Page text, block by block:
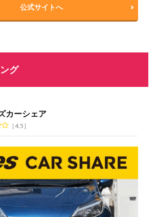
公式サイトへ
グ
カーシェア
4.5